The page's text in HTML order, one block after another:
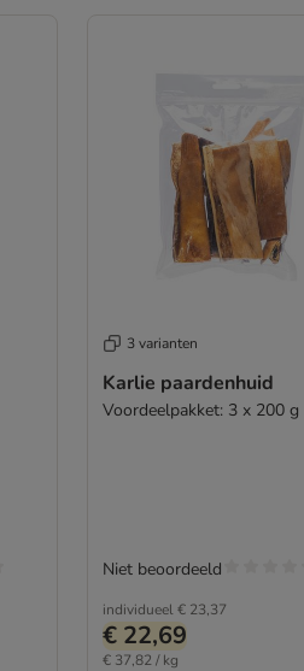
3 varianten
Karlie paardenhuid
Voordeelpakket: 3 x 200 g
individueel€ 23,37
€ 22,69
€ 37,82 / kg
Niet beoordeeld